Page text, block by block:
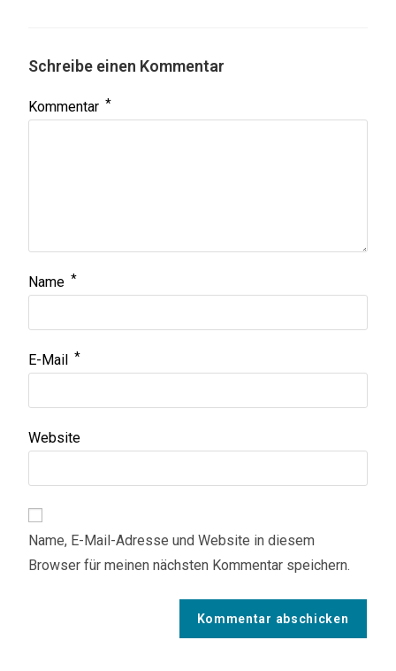
Schreibe einen Kommentar
Kommentar *
Name *
E-Mail *
Website
Name, E-Mail-Adresse und Website in diesem
Browser für meinen nächsten Kommentar speichern.